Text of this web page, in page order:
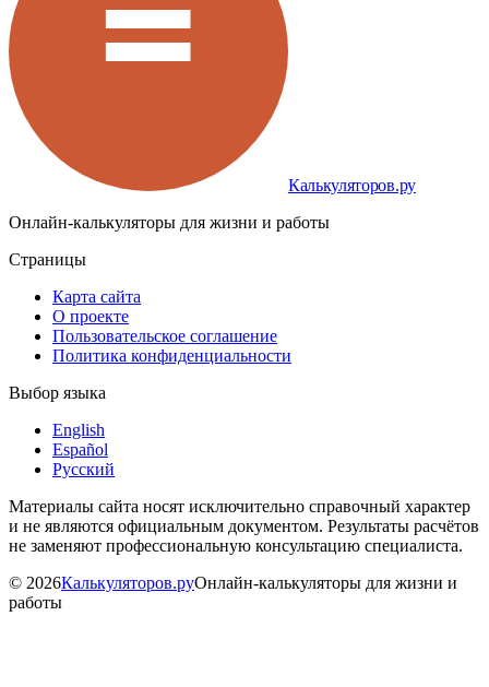
Калькуляторов.ру
Онлайн-калькуляторы для жизни и работы
Страницы
Карта сайта
О проекте
Пользовательское соглашение
Политика конфиденциальности
Выбор языка
English
Español
Русский
Материалы сайта носят исключительно справочный характер
и не являются официальным документом. Результаты расчётов
не заменяют профессиональную консультацию специалиста.
© 2026Калькуляторов.руОнлайн-калькуляторы для жизни и
работы